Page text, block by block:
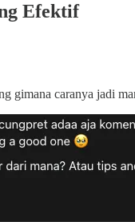
Efektif
gimana caranya jadi